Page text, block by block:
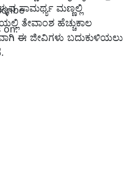
on:
ಸಾಮರ್ಥ್ಯ ಮಣ್ಣಲ್ಲಿ
ತೇವಾಂಶ ಹೆಚ್ಚುಕಾಲ
ಈ ಜೀವಿಗಳು ಬದುಕುಳಿಯಲು